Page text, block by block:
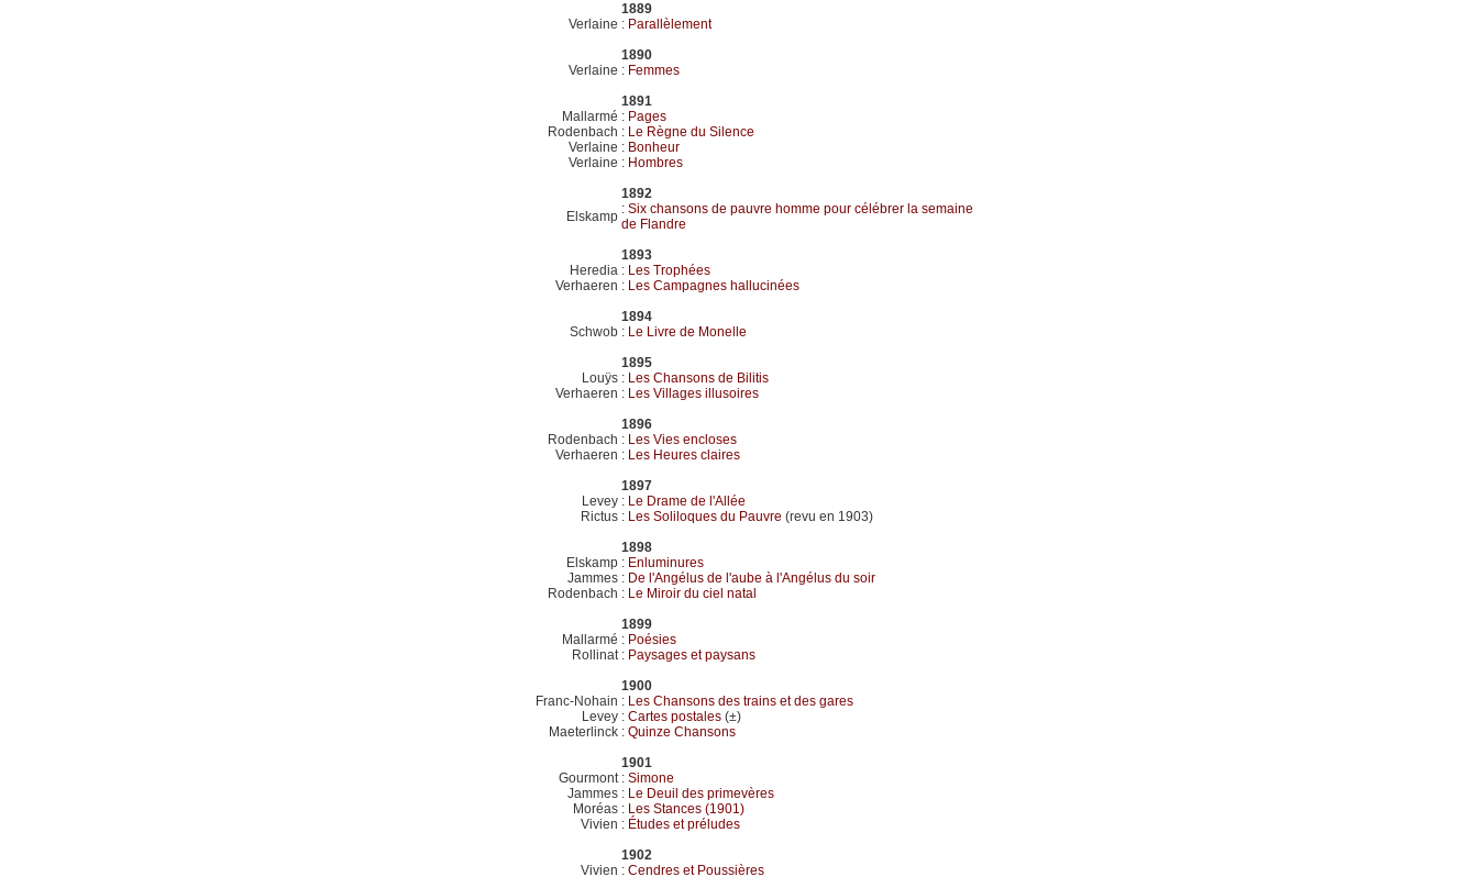
1889
Verlaine : Parallèlement
1890
Verlaine : Femmes
1891
Mallarmé : Pages
Rodenbach : Le Règne du Silence
Verlaine : Bonheur
Verlaine : Hombres
1892
Elskamp : Six chansons de pauvre homme pour célébrer la semaine
de Flandre
1893
Heredia : Les Trophées
Verhaeren : Les Campagnes hallucinées
1894
Schwob : Le Livre de Monelle
1895
Louÿs : Les Chansons de Bilitis
Verhaeren : Les Villages illusoires
1896
Rodenbach : Les Vies encloses
Verhaeren : Les Heures claires
1897
Levey : Le Drame de l'Allée
Rictus : Les Soliloques du Pauvre (revu en 1903)
1898
Elskamp : Enluminures
Jammes : De l'Angélus de l'aube à l'Angélus du soir
Rodenbach : Le Miroir du ciel natal
1899
Mallarmé : Poésies
Rollinat : Paysages et paysans
1900
Franc-Nohain : Les Chansons des trains et des gares
Levey : Cartes postales (±)
Maeterlinck : Quinze Chansons
1901
Gourmont : Simone
Jammes : Le Deuil des primevères
Moréas : Les Stances (1901)
Vivien : Études et préludes
1902
Vivien : Cendres et Poussières